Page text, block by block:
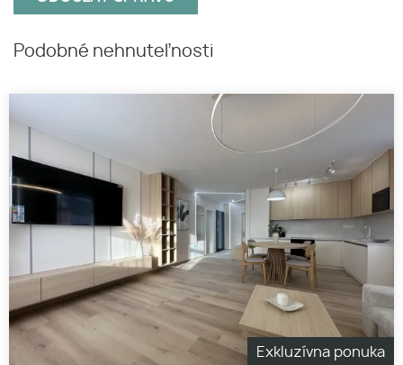
Podobné nehnuteľnosti
Exkluzívna ponuka